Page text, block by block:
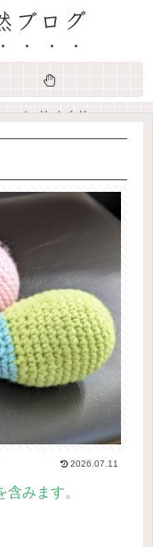
ブログ
ハンドメイド
2026.07.11
みます。